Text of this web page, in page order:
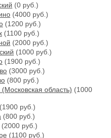
(0 руб.)
(4000 руб.)
(1200 руб.)
(1100 руб.)
(2000 руб.)
(1000 руб.)
(1900 руб.)
(3000 руб.)
(800 руб.)
область) (1000
(1900 руб.)
(800 руб.)
(2000 руб.)
(1100 руб.)